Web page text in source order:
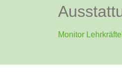
Monitor